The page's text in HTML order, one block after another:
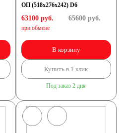
ОП (518х276х242) D6
63100 руб.
при обмене
65600 руб.
В корзину
Купить в 1 клик
Под заказ 2 дня